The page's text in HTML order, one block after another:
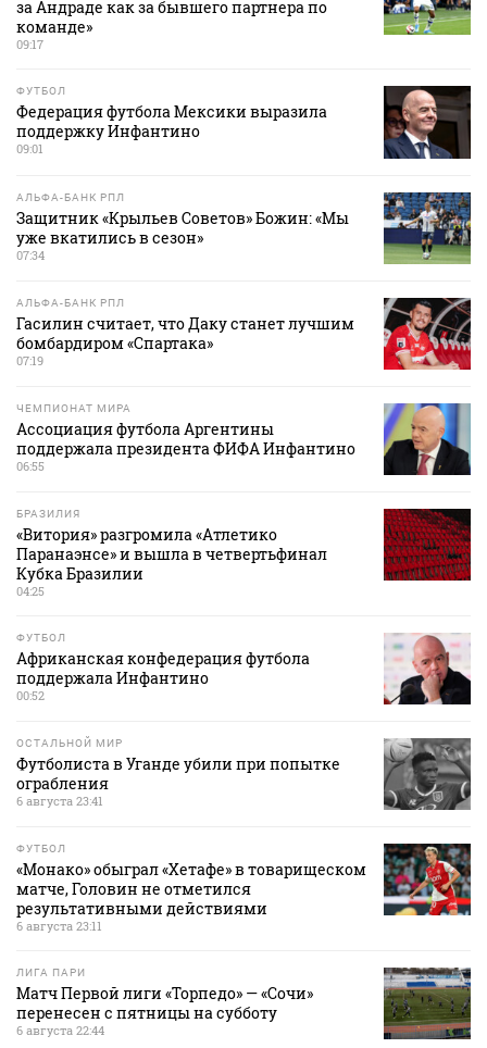
за Андраде как за бывшего партнера по
команде»
09:17
ФУТБОЛ
Федерация футбола Мексики выразила
поддержку Инфантино
09:01
АЛЬФА-БАНК РПЛ
Защитник «Крыльев Советов» Божин: «Мы
уже вкатились в сезон»
07:34
АЛЬФА-БАНК РПЛ
Гасилин считает, что Даку станет лучшим
бомбардиром «Спартака»
07:19
ЧЕМПИОНАТ МИРА
Ассоциация футбола Аргентины
поддержала президента ФИФА Инфантино
06:55
БРАЗИЛИЯ
«Витория» разгромила «Атлетико
Паранаэнсе» и вышла в четвертьфинал
Кубка Бразилии
04:25
ФУТБОЛ
Африканская конфедерация футбола
поддержала Инфантино
00:52
ОСТАЛЬНОЙ МИР
Футболиста в Уганде убили при попытке
ограбления
6 августа 23:41
ФУТБОЛ
«Монако» обыграл «Хетафе» в товарищеском
матче, Головин не отметился
результативными действиями
6 августа 23:11
ЛИГА ПАРИ
Матч Первой лиги «Торпедо» — «Сочи»
перенесен с пятницы на субботу
6 августа 22:44